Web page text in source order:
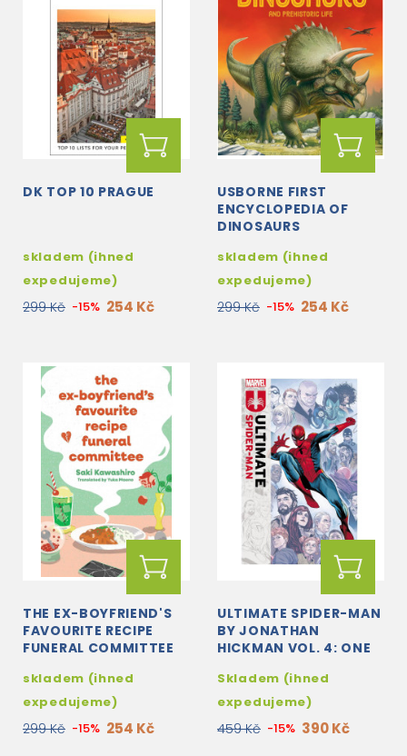
DK TOP 10 PRAGUE
skladem (ihned
expedujeme)
299 Kč -15% 254 Kč
USBORNE FIRST
ENCYCLOPEDIA OF
DINOSAURS
skladem (ihned
expedujeme)
299 Kč -15% 254 Kč
THE EX-BOYFRIEND'S
FAVOURITE RECIPE
FUNERAL COMMITTEE
skladem (ihned
expedujeme)
299 Kč -15% 254 Kč
ULTIMATE SPIDER-MAN
BY JONATHAN
HICKMAN VOL. 4: ONE
Skladem (ihned
expedujeme)
459 Kč -15% 390 Kč